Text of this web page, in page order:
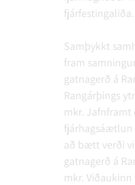
fjárfestingaliða.
Samþykkt
fram
gatnagerð á
Rangárþings
mkr. Jafnframt
fjárhagsáætlun
að bætt verði
gatnagerð á
mkr.